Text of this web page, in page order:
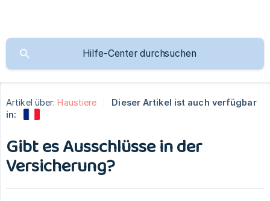
Artikel über: Haustiere
Dieser Artikel ist auch verfügbar
in:
Gibt es Ausschlüsse in der
Versicherung?